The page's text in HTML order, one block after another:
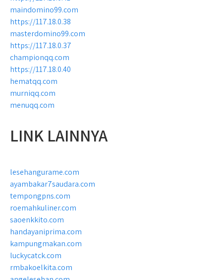
maindomino99.com
https://117.18.0.38
masterdomino99.com
https://117.18.0.37
championqq.com
https://117.18.0.40
hematqq.com
murniqq.com
menuqq.com
LINK LAINNYA
lesehangurame.com
ayambakar7saudara.com
tempongpns.com
roemahkuliner.com
saoenkkito.com
handayaniprima.com
kampungmakan.com
luckycatck.com
rmbakoelkita.com